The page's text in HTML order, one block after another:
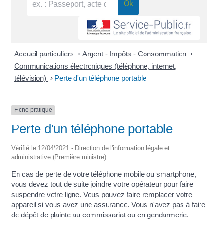
Accueil particuliers > Argent - Impôts - Consommation >
Communications électroniques (téléphone, internet,
télévision) > Perte d'un téléphone portable
Fiche pratique
Perte d'un téléphone portable
Vérifié le 12/04/2021 - Direction de l'information légale et
administrative (Première ministre)
En cas de perte de votre téléphone mobile ou smartphone,
vous devez tout de suite joindre votre opérateur pour faire
suspendre votre ligne. Vous pouvez faire remplacer votre
appareil si vous avez une assurance. Vous n'avez pas à faire
de dépôt de plainte au commissariat ou en gendarmerie.